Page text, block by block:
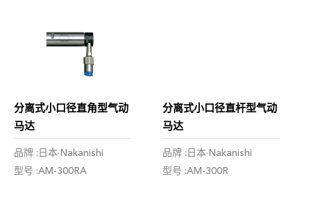
分离式小口径直角型气动
马达
品牌 :日本·Nakanishi
型号 :AM-300RA
分离式小口径直杆型气动
马达
品牌 :日本·Nakanishi
型号 :AM-300R